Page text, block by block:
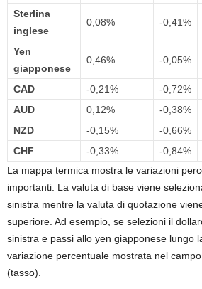
Sterlina
inglese
0,08% -0,41%
Yen
giapponese
0,46% -0,05%
CAD -0,21% -0,72%
AUD
0,12% -0,38%
NZD
-0,15% -0,66%
CHF
-0,33% -0,84%
La mappa termica mostra le variazioni
importanti. La valuta di base viene
sinistra mentre la valuta di quotazione
superiore. Ad esempio, se selezioni il
sinistra e passi allo yen giapponese lungo
variazione percentuale mostrata nel
(tasso).